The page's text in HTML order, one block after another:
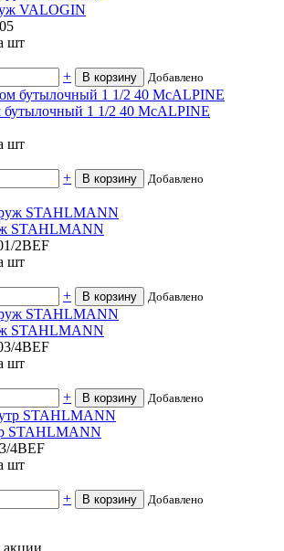
VALOGIN
шт
+ В корзину Добавлено
1 1/2 40 McALPINE
шт
+ В корзину Добавлено
STAHLMANN
2BEF
шт
+ В корзину Добавлено
STAHLMANN
4BEF
шт
+ В корзину Добавлено
STAHLMANN
4BEF
шт
+ В корзину Добавлено
акции